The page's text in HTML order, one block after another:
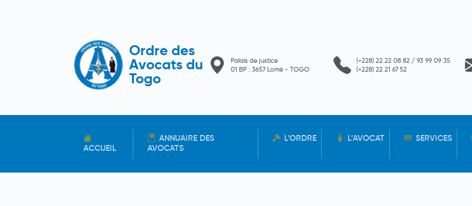
Ordre des
Avocats du
Togo
Palais de justice
01 BP : 3657 Lomé - TOGO
(+228) 22 22 08 82 / 93 99 09 35
(+228) 22 21 67 52
ACCUEIL
ANNUAIRE DES
AVOCATS
L’ORDRE L’AVOCAT
SERVICES